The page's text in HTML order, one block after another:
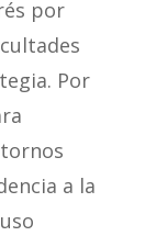
por
Por
a la